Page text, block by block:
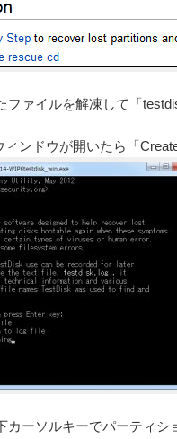
ファイルを解凍して「
ンドウが開いたら「
カーソルキーでパーティ